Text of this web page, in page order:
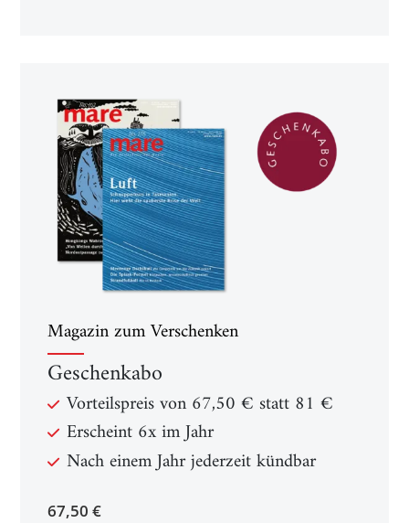
Magazin zum Verschenken
Geschenkabo
Vorteilspreis von 67,50 € statt 81 €
Erscheint 6x im Jahr
Nach einem Jahr jederzeit kündbar
67,50 €